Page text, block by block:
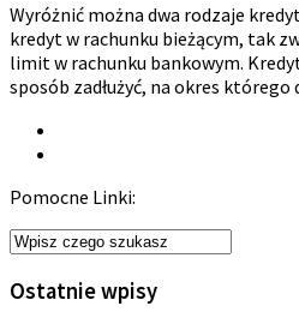
Wyróżnić można dwa rodzaje
kredyt w rachunku bieżącym, tak
limit w rachunku bankowym.
sposób zadłużyć, na okres którego
Pomocne Linki:
Ostatnie wpisy